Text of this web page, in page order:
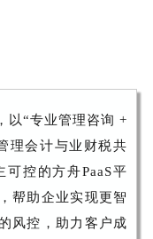
以“专业管理咨询 +
理会计与业财税共
控的方舟PaaS平
帮助企业实现更智
风控，助力客户成